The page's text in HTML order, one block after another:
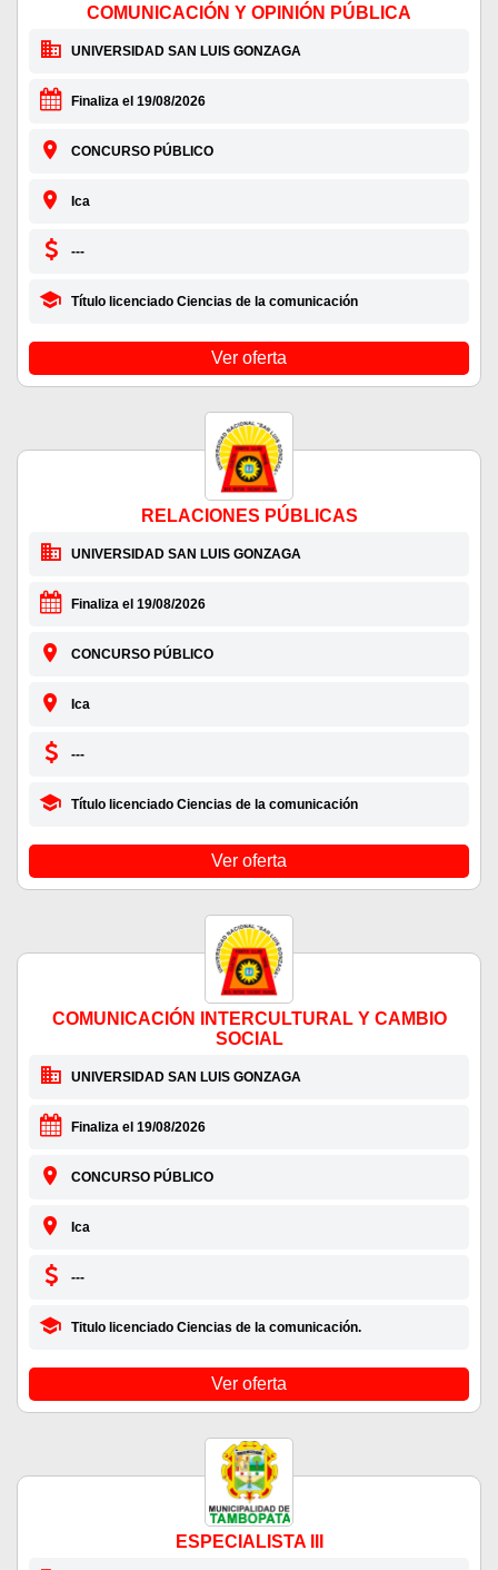
COMUNICACIÓN Y OPINIÓN PÚBLICA
UNIVERSIDAD SAN LUIS GONZAGA
Finaliza el 19/08/2026
CONCURSO PÚBLICO
Ica
---
Título licenciado Ciencias de la comunicación
Ver oferta
RELACIONES PÚBLICAS
UNIVERSIDAD SAN LUIS GONZAGA
Finaliza el 19/08/2026
CONCURSO PÚBLICO
Ica
---
Título licenciado Ciencias de la comunicación
Ver oferta
COMUNICACIÓN INTERCULTURAL Y CAMBIO
SOCIAL
UNIVERSIDAD SAN LUIS GONZAGA
Finaliza el 19/08/2026
CONCURSO PÚBLICO
Ica
---
Titulo licenciado Ciencias de la comunicación.
Ver oferta
ESPECIALISTA III